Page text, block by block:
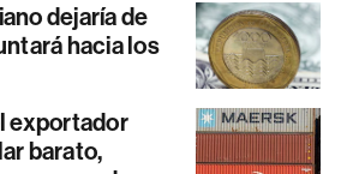
dejaría de
hacia los
exportador
barato,